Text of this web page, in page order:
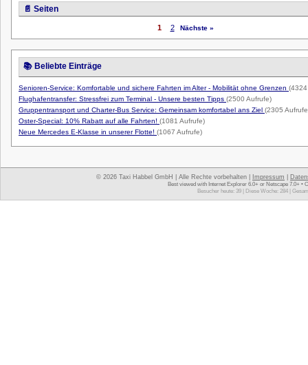
📄 Seiten
1 2 Nächste »
📚 Beliebte Einträge
Senioren-Service: Komfortable und sichere Fahrten im Alter - Mobilität ohne Grenzen
Flughafentransfer: Stressfrei zum Terminal - Unsere besten Tipps (2500 Aufrufe)
Gruppentransport und Charter-Bus Service: Gemeinsam komfortabel ans Ziel (2305
Oster-Special: 10% Rabatt auf alle Fahrten! (1081 Aufrufe)
Neue Mercedes E-Klasse in unserer Flotte! (1067 Aufrufe)
© 2026 Taxi Habbel GmbH | Alle Rechte vorbehalten | Impressum
Best viewed with Internet Explorer 6.0+ or Netscape 7.0+ •
Besucher heute: 39 | Diese Woche: 284 |